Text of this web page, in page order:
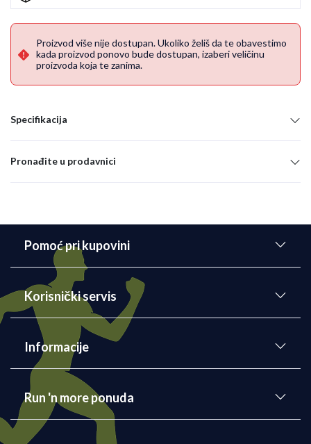
Proizvod više nije dostupan. Ukoliko želiš da te obavestimo
kada proizvod ponovo bude dostupan, izaberi veličinu
proizvoda koja te zanima.
Specifikacija
Pronađite u prodavnici
Pomoć pri kupovini
Korisnički servis
Informacije
Run 'n more ponuda